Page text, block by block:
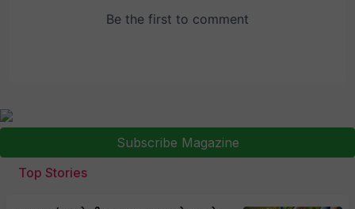
Subscribe Magazine
Top Stories